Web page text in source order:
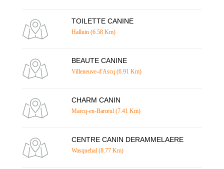
TOILETTE CANINE
Halluin (6.58 Km)
BEAUTE CANINE
Villeneuve-d'Ascq (6.91 Km)
CHARM CANIN
Marcq-en-Barœul (7.41 Km)
CENTRE CANIN DERAMMELAERE
Wasquehal (8.77 Km)